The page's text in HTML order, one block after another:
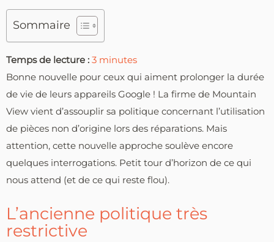
Sommaire
Temps de lecture : 3 minutes
Bonne nouvelle pour ceux qui aiment prolonger la durée
de vie de leurs appareils Google ! La firme de Mountain
View vient d’assouplir sa politique concernant l’utilisation
de pièces non d’origine lors des réparations. Mais
attention, cette nouvelle approche soulève encore
quelques interrogations. Petit tour d’horizon de ce qui
nous attend (et de ce qui reste flou).
L’ancienne politique très
restrictive